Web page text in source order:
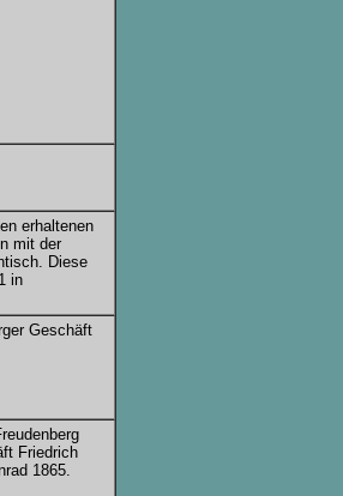
erhaltenen
mit der
Diese
in
Geschäft
Friedrich
1865.